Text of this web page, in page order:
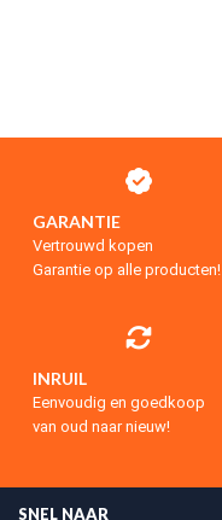
GARANTIE
Vertrouwd kopen
Garantie op alle producten!
INRUIL
Eenvoudig en goedkoop
van oud naar nieuw!
SNEL NAAR